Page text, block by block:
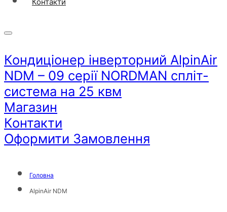
Кондиціонер інверторний AlpinAir
NDM – 09 серії NORDMAN спліт-
система на 25 квм
Магазин
Контакти
Оформити Замовлення
Головна
AlpinAir NDM